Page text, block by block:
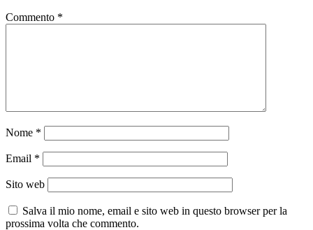
Commento *
Nome *
Email *
Sito web
Salva il mio nome, email e sito web in questo browser per la
prossima volta che commento.